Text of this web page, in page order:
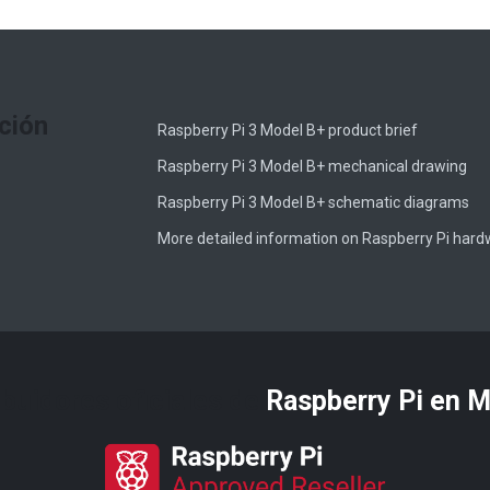
Raspberry Pi 3 Model B+ product brief
Raspberry Pi 3 Model B+ mechanical drawing
Raspberry Pi 3 Model B+ schematic diagrams
More detailed information on Raspberry Pi
Raspberry Pi​ en